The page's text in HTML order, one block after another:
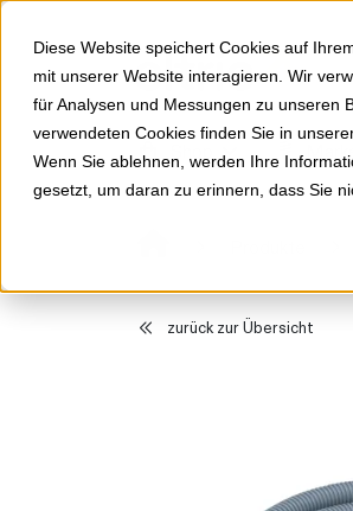
Diese Website speichert Cookies auf
mit unserer Website interagieren. Wir
für Analysen und Messungen zu unseren
verwendeten Cookies finden Sie in
Wenn Sie ablehnen, werden Ihre
gesetzt, um daran zu erinnern, dass Sie
Springe zu Hauptinhalt
zurück zur Übersicht